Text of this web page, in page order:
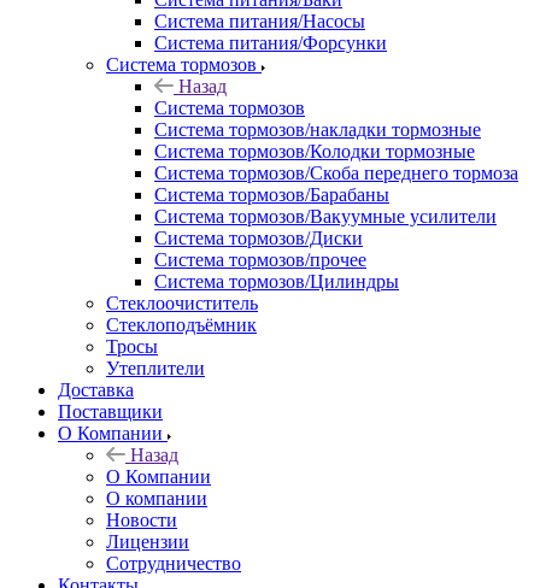
Система питания/Насосы
Система питания/Форсунки
Система тормозов
Назад
Система тормозов
Система тормозов/накладки тормозные
Система тормозов/Колодки тормозные
Система тормозов/Скоба переднего тормоза
Система тормозов/Барабаны
Система тормозов/Вакуумные усилители
Система тормозов/Диски
Система тормозов/прочее
Система тормозов/Цилиндры
Стеклоочиститель
Стеклоподъёмник
Тросы
Утеплители
Доставка
Поставщики
О Компании
Назад
О Компании
О компании
Новости
Лицензии
Сотрудничество